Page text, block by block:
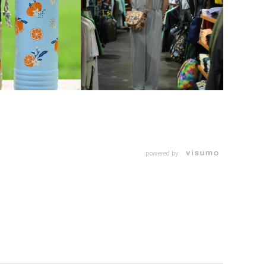
powered by